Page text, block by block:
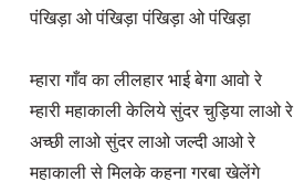
पंखिड़ा ओ पंखिड़ा पंखिड़ा ओ पंखिड़ा
म्हारा गाँव का लीलहार भाई बेगा आवो रे
म्हारी महाकाली केलिये सुंदर चुड़िया लाओ रे
अच्छी लाओ सुंदर लाओ जल्दी आओ रे
महाकाली से मिलके कहना गरबा खेलेंगे